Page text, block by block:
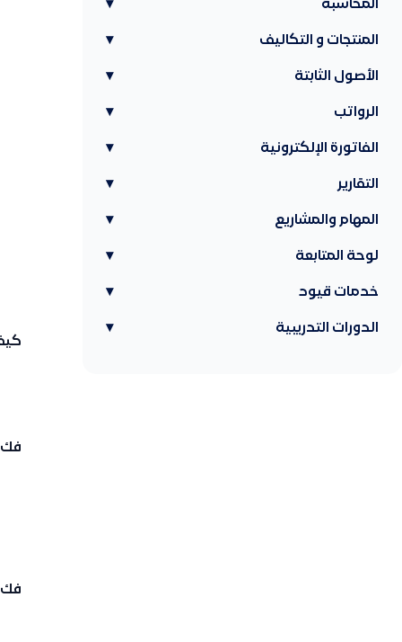
المحاسبة ▾
المنتجات و التكاليف ▾
الأصول الثابتة ▾
الرواتب ▾
الفاتورة الإلكترونية ▾
التقارير ▾
المهام والمشاريع ▾
لوحة المتابعة ▾
خدمات قيود ▾
الدورات التدريبية ▾
فك
فك